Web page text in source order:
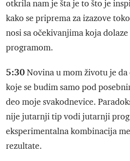
otkrila nam je šta je to što je
kako se priprema za izazove
nosi sa očekivanjima koja
programom.
5:30Novina u mom životu je
koje se budim samo pod
deo moje svakodnevice.
nije jutarnji tip vodi jutarnji
eksperimentalna kombinacija
rezultate.